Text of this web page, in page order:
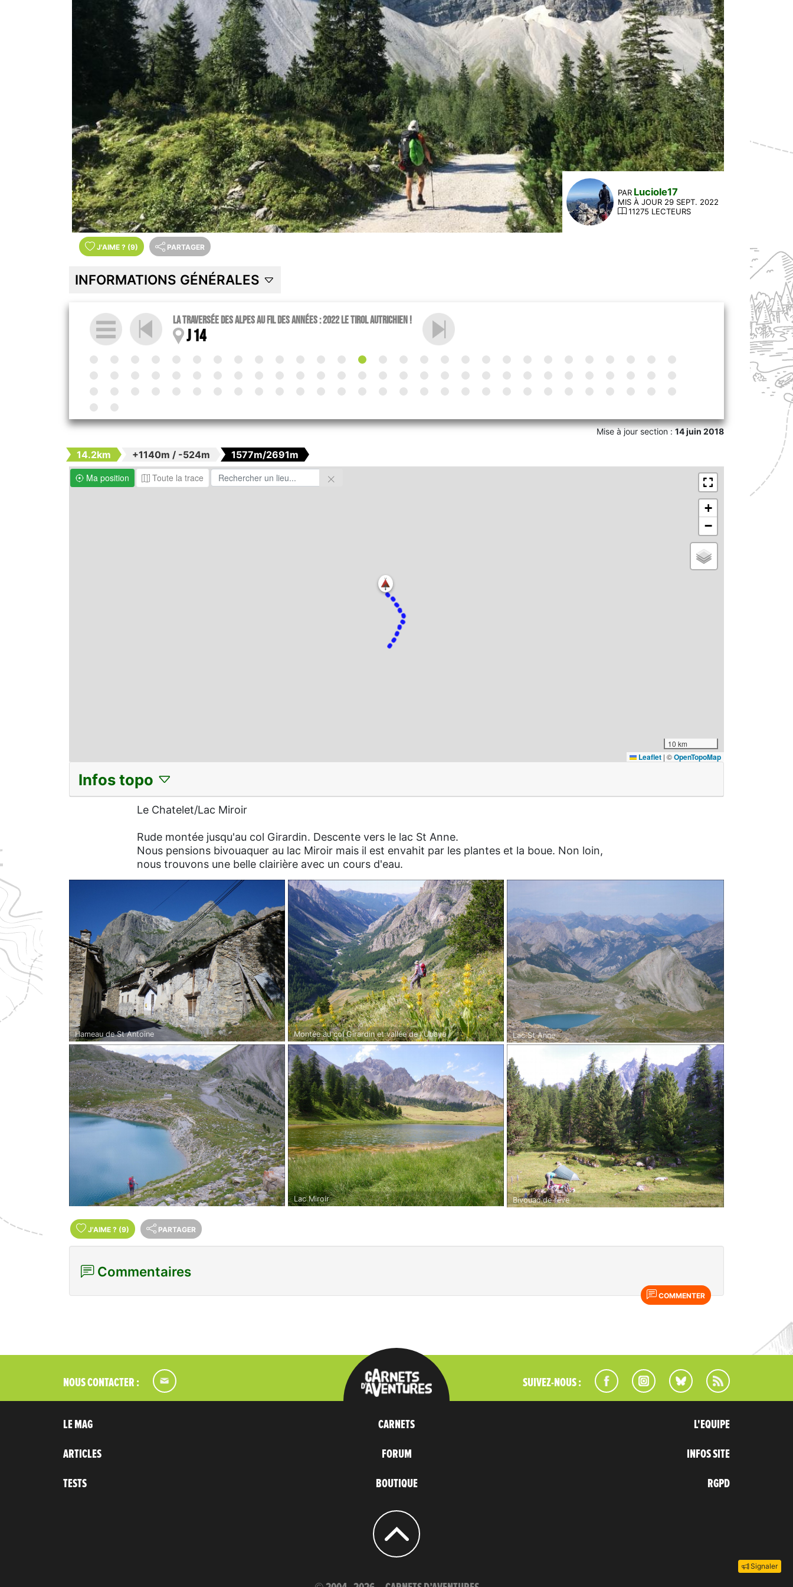
PAR Luciole17
MIS À JOUR 29 SEPT. 2022
11275 LECTEURS
J'AIME ? (9) PARTAGER
INFORMATIONS GÉNÉRALES
La traversée des Alpes au fil des années : 2022 le Tirol Autrichien !
J 14
Mise à jour section :14 juin 2018
14.2km +1140m / -524m
1577m/2691m
Ma position
Toute la trace
+
−
10 km
Leaflet | ©OpenTopoMap
Infos topo
Le Chatelet/Lac Miroir
Rude montée jusqu'au col Girardin. Descente vers le lac St Anne.
Nous pensions bivouaquer au lac Miroir mais il est envahit par les plantes et la boue. Non loin,
nous trouvons une belle clairière avec un cours d'eau.
Hameau de St Antoine Montée au col Girardin et vallée de l'Ubaye Lac St Anne
Lac Miroir Bivouac de rêve
J'AIME ? (9) PARTAGER
Commentaires
COMMENTER
Signaler
NOUS CONTACTER : SUIVEZ-NOUS :
LE MAG
ARTICLES
TESTS
CARNETS
FORUM
BOUTIQUE
L'EQUIPE
INFOS SITE
RGPD